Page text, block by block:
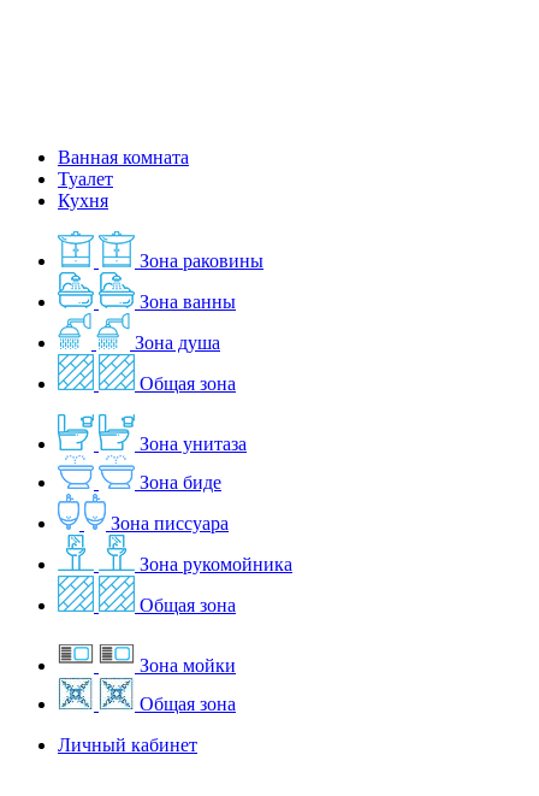
Ванная комната
Туалет
Кухня
Зона раковины
Зона ванны
Зона душа
Общая зона
Зона унитаза
Зона биде
Зона писсуара
Зона рукомойника
Общая зона
Зона мойки
Общая зона
Личный кабинет